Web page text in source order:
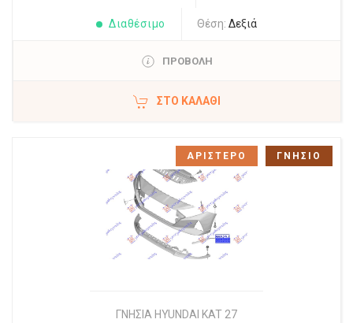
Διαθέσιμο Θέση: Δεξιά
ΠΡΟΒΟΛΗ
ΣΤΟ ΚΑΛΆΘΙ
ΓΝΗΣΙΑ HYUNDAI KAT 27
ΑΡΙΣΤΕΡΟ ΓΝΗΣΙΟ